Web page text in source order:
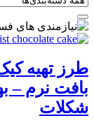
طرز تهیه
بافت نرم –
شکلات